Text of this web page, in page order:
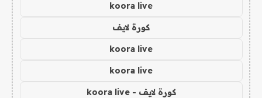
koora live
كورة لايف
koora live
koora live
كورة لايف - koora live